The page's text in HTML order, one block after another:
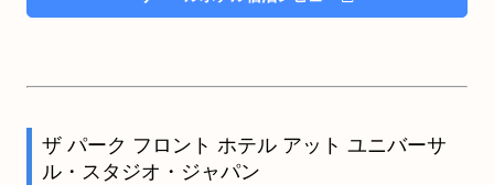
ザ パーク フロント ホテル アット ユニバーサ
ル・スタジオ・ジャパン